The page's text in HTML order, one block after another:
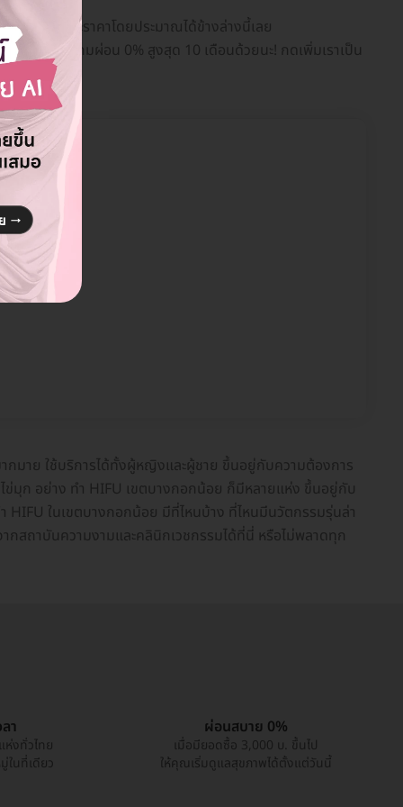
พ็กเกจและราคาโดยประมาณได้ข้างล่างนี้เลย
แบ็กให้ แถมผ่อน 0% สูงสุด 10 เดือนด้วยนะ! กดเพิ่มเราเป็น
เทพ
กมาย ใช้บริการได้ทั้งผู้หญิงและผู้ชาย ขึ้นอยู่กับความต้องการ
ไข่มุก อย่าง ทำ HIFU เขตบางกอกน้อย ก็มีหลายแห่ง ขึ้นอยู่กับ
HIFU ในเขตบางกอกน้อย มีที่ไหนบ้าง ที่ไหนมีนวัตกรรมรุ่นล่า
กสถาบันความงามและคลินิกเวชกรรมได้ที่นี่ หรือไม่พลาดทุก
า
งทั่วไทย
ในที่เดียว
ผ่อนสบาย 0%
เมื่อมียอดซื้อ 3,000 บ. ขึ้นไป
ให้คุณเริ่มดูแลสุขภาพได้ตั้งแต่วันนี้